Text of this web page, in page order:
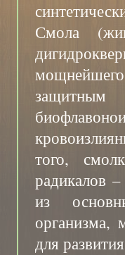
Смола
того,
радикалов
из
для